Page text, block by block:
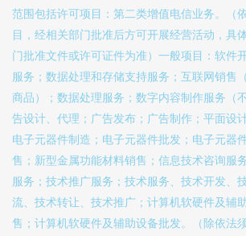
范围包括许可项目：第二类增值电信业务。（
目，经相关部门批准后方可开展经营活动，具
门批准文件或许可证件为准）一般项目：软件
服务；数据处理和存储支持服务；互联网销售
商品）；数据处理服务；数字内容制作服务（
告设计、代理；广告发布；广告制作；平面设
电子元器件制造；电子元器件批发；电子元器
售；新型金属功能材料销售；信息技术咨询服
服务；技术推广服务；技术服务、技术开发、
流、技术转让、技术推广；计算机软硬件及辅
售；计算机软硬件及辅助设备批发。（除依法